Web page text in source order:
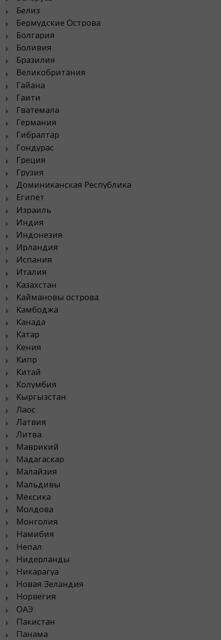
Белиз
Бермудские Острова
Болгария
Боливия
Бразилия
Великобритания
Гайана
Гаити
Гватемала
Германия
Гибралтар
Гондурас
Греция
Грузия
Доминиканская Республика
Египет
Израиль
Индия
Индонезия
Ирландия
Испания
Италия
Казахстан
Каймановы острова
Камбоджа
Канада
Катар
Кения
Кипр
Китай
Колумбия
Кыргызстан
Лаос
Латвия
Литва
Маврикий
Мадагаскар
Малайзия
Мальдивы
Мексика
Молдова
Монголия
Намибия
Непал
Нидерланды
Никарагуа
Новая Зеландия
Норвегия
ОАЭ
Пакистан
Панама